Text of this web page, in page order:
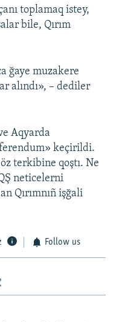
toplamaq istey,
bile, Qırım
ğaye muzakere
alındı», – dediler
Aqyarda
keçirildi.
öz terkibine qoştı. Ne
neticelerni
Qırımnıñ işğali
Follow us